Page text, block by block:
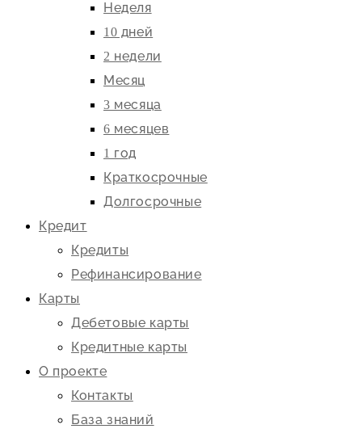
Неделя
10 дней
2 недели
Месяц
3 месяца
6 месяцев
1 год
Краткосрочные
Долгосрочные
Кредит
Кредиты
Рефинансирование
Карты
Дебетовые карты
Кредитные карты
О проекте
Контакты
База знаний